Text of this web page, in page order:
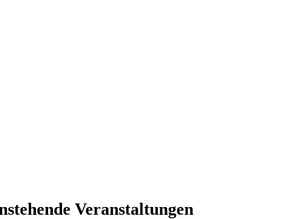
Veranstaltungen